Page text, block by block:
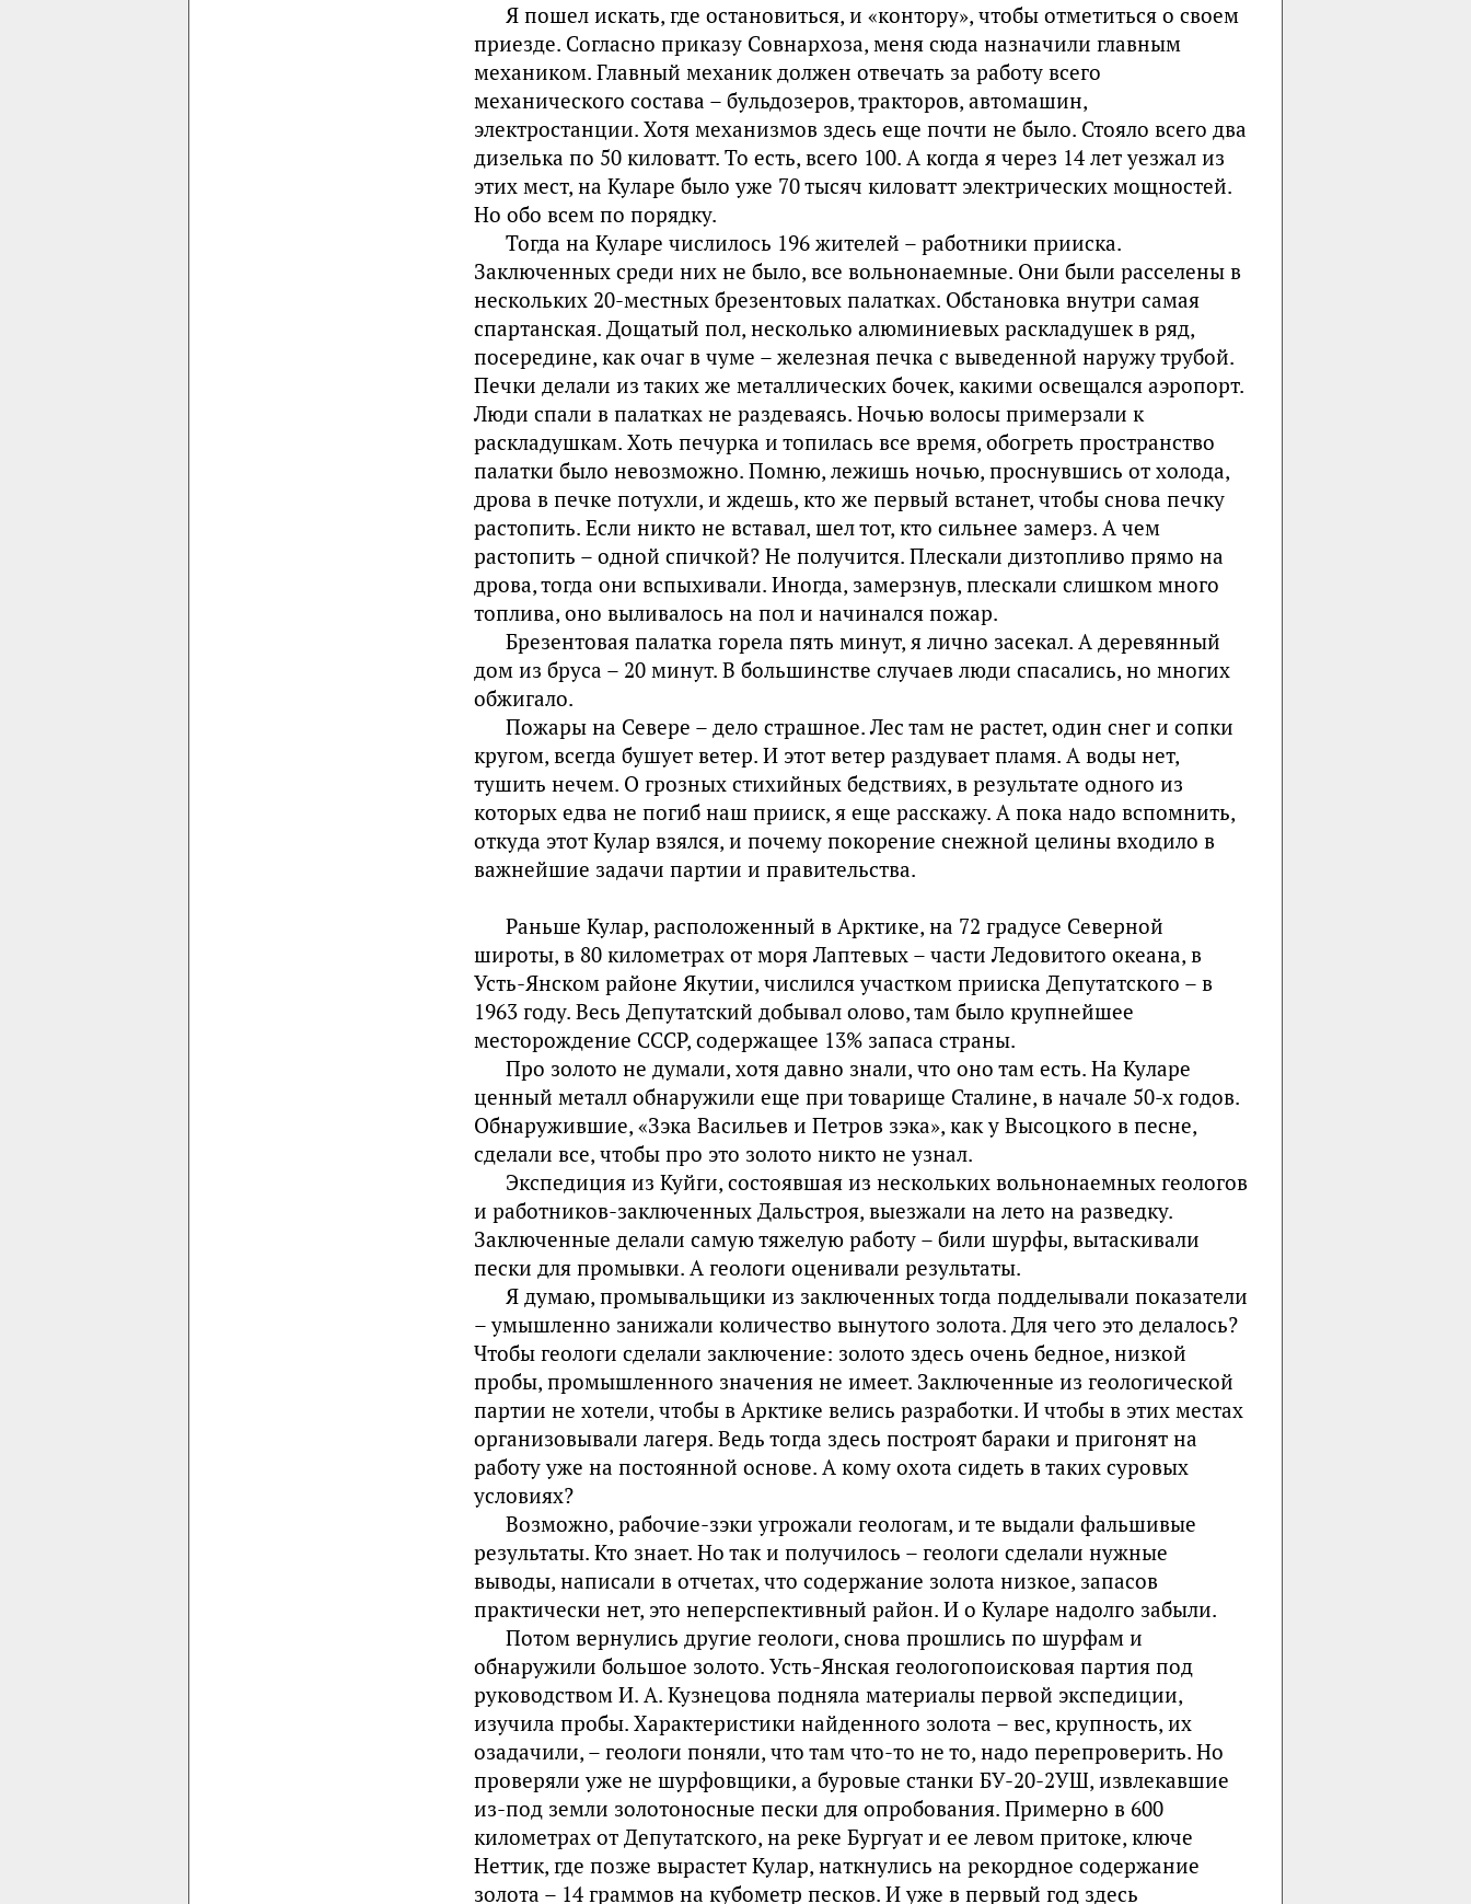
Я пошел искать, где остановиться, и «контору», чтобы отметиться о своем
приезде. Согласно приказу Совнархоза, меня сюда назначили главным
механиком. Главный механик должен отвечать за работу всего
механического состава – бульдозеров, тракторов, автомашин,
электростанции. Хотя механизмов здесь еще почти не было. Стояло всего два
дизелька по 50 киловатт. То есть, всего 100. А когда я через 14 лет уезжал из
этих мест, на Куларе было уже 70 тысяч киловатт электрических мощностей.
Но обо всем по порядку.
Тогда на Куларе числилось 196 жителей – работники прииска.
Заключенных среди них не было, все вольнонаемные. Они были расселены в
нескольких 20-местных брезентовых палатках. Обстановка внутри самая
спартанская. Дощатый пол, несколько алюминиевых раскладушек в ряд,
посередине, как очаг в чуме – железная печка с выведенной наружу трубой.
Печки делали из таких же металлических бочек, какими освещался аэропорт.
Люди спали в палатках не раздеваясь. Ночью волосы примерзали к
раскладушкам. Хоть печурка и топилась все время, обогреть пространство
палатки было невозможно. Помню, лежишь ночью, проснувшись от холода,
дрова в печке потухли, и ждешь, кто же первый встанет, чтобы снова печку
растопить. Если никто не вставал, шел тот, кто сильнее замерз. А чем
растопить – одной спичкой? Не получится. Плескали дизтопливо прямо на
дрова, тогда они вспыхивали. Иногда, замерзнув, плескали слишком много
топлива, оно выливалось на пол и начинался пожар.
Брезентовая палатка горела пять минут, я лично засекал. А деревянный
дом из бруса – 20 минут. В большинстве случаев люди спасались, но многих
обжигало.
Пожары на Севере – дело страшное. Лес там не растет, один снег и сопки
кругом, всегда бушует ветер. И этот ветер раздувает пламя. А воды нет,
тушить нечем. О грозных стихийных бедствиях, в результате одного из
которых едва не погиб наш прииск, я еще расскажу. А пока надо вспомнить,
откуда этот Кулар взялся, и почему покорение снежной целины входило в
важнейшие задачи партии и правительства.
Раньше Кулар, расположенный в Арктике, на 72 градусе Северной
широты, в 80 километрах от моря Лаптевых – части Ледовитого океана, в
Усть-Янском районе Якутии, числился участком прииска Депутатского – в
1963 году. Весь Депутатский добывал олово, там было крупнейшее
месторождение СССР, содержащее 13% запаса страны.
Про золото не думали, хотя давно знали, что оно там есть. На Куларе
ценный металл обнаружили еще при товарище Сталине, в начале 50-х годов.
Обнаружившие, «Зэка Васильев и Петров зэка», как у Высоцкого в песне,
сделали все, чтобы про это золото никто не узнал.
Экспедиция из Куйги, состоявшая из нескольких вольнонаемных геологов
и работников-заключенных Дальстроя, выезжали на лето на разведку.
Заключенные делали самую тяжелую работу – били шурфы, вытаскивали
пески для промывки. А геологи оценивали результаты.
Я думаю, промывальщики из заключенных тогда подделывали показатели
– умышленно занижали количество вынутого золота. Для чего это делалось?
Чтобы геологи сделали заключение: золото здесь очень бедное, низкой
пробы, промышленного значения не имеет. Заключенные из геологической
партии не хотели, чтобы в Арктике велись разработки. И чтобы в этих местах
организовывали лагеря. Ведь тогда здесь построят бараки и пригонят на
работу уже на постоянной основе. А кому охота сидеть в таких суровых
условиях?
Возможно, рабочие-зэки угрожали геологам, и те выдали фальшивые
результаты. Кто знает. Но так и получилось – геологи сделали нужные
выводы, написали в отчетах, что содержание золота низкое, запасов
практически нет, это неперспективный район. И о Куларе надолго забыли.
Потом вернулись другие геологи, снова прошлись по шурфам и
обнаружили большое золото. Усть-Янская геологопоисковая партия под
руководством И. А. Кузнецова подняла материалы первой экспедиции,
изучила пробы. Характеристики найденного золота – вес, крупность, их
озадачили, – геологи поняли, что там что-то не то, надо перепроверить. Но
проверяли уже не шурфовщики, а буровые станки БУ-20-2УШ, извлекавшие
из-под земли золотоносные пески для опробования. Примерно в 600
километрах от Депутатского, на реке Бургуат и ее левом притоке, ключе
Неттик, где позже вырастет Кулар, наткнулись на рекордное содержание
золота – 14 граммов на кубометр песков. И уже в первый год здесь